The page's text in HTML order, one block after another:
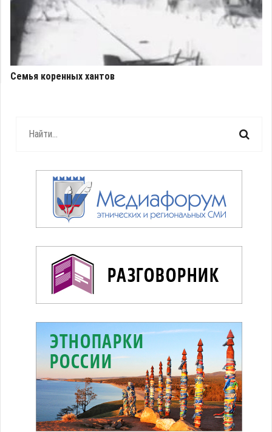
Семья коренных хантов